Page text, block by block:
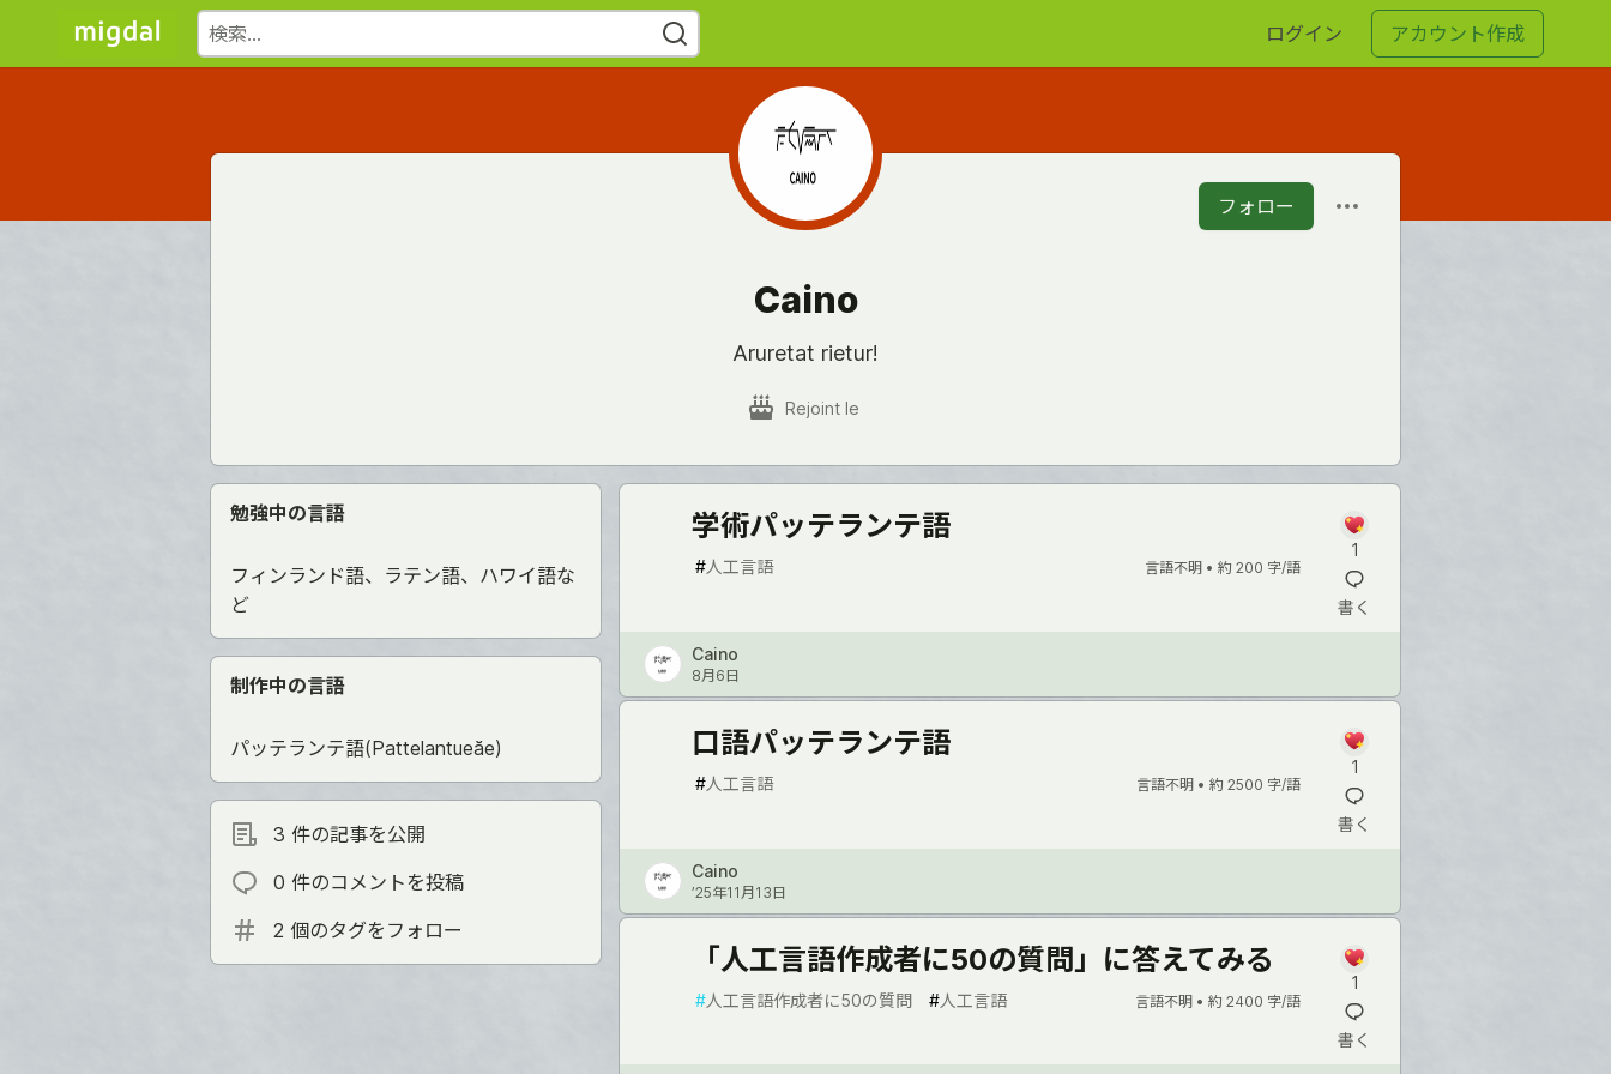
ログイン アカウント作成
フォロー
Caino
Aruretat rietur!
Rejoint le
勉強中の言語
フィンランド語、ラテン語、ハワイ語な
ど
制作中の言語
パッテランテ語(Pattelantueăe)
3 件の記事を公開
0 件のコメントを投稿
2 個のタグをフォロー
学術パッテランテ語
#人工言語 言語不明 • 約 200 字/語
1
書く
Caino
8月6日
口語パッテランテ語
#人工言語 言語不明 • 約 2500 字/語
1
書く
Caino
’25年11月13日
「人工言語作成者に50の質問」に答えてみる
#人工言語作成者に50の質問 #人工言語 言語不明 • 約 2400 字/語
1
書く